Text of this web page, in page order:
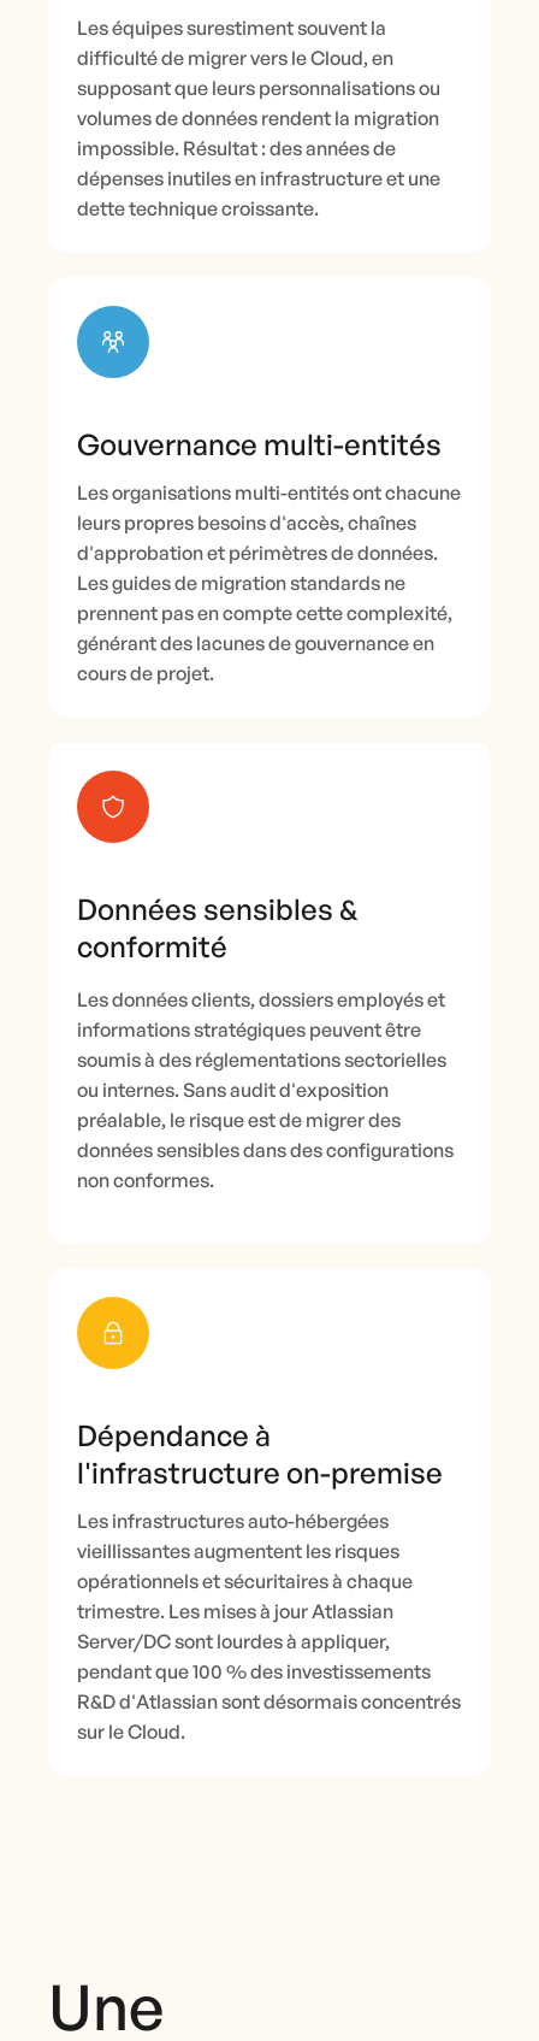
Les équipes surestiment souvent la
difficulté de migrer vers le Cloud, en
supposant que leurs personnalisations ou
volumes de données rendent la migration
impossible. Résultat : des années de
dépenses inutiles en infrastructure et une
dette technique croissante.
Gouvernance multi-entités
Les organisations multi-entités ont chacune
leurs propres besoins d'accès, chaînes
d'approbation et périmètres de données.
Les guides de migration standards ne
prennent pas en compte cette complexité,
générant des lacunes de gouvernance en
cours de projet.
Données sensibles &
conformité
Les données clients, dossiers employés et
informations stratégiques peuvent être
soumis à des réglementations sectorielles
ou internes. Sans audit d'exposition
préalable, le risque est de migrer des
données sensibles dans des configurations
non conformes.
Dépendance à
l'infrastructure on-premise
Les infrastructures auto-hébergées
vieillissantes augmentent les risques
opérationnels et sécuritaires à chaque
trimestre. Les mises à jour Atlassian
Server/DC sont lourdes à appliquer,
pendant que 100 % des investissements
R&D d'Atlassian sont désormais concentrés
sur le Cloud.
Une